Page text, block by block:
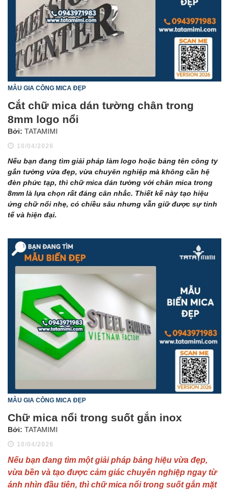
MẪU GIA CÔNG MICA ĐẸP
Cắt chữ mica dán tường chân trong
8mm logo nổi
Bởi: TATAMIMI
10/04/2026
Nếu bạn đang tìm giải pháp làm logo hoặc bảng tên công ty
gắn tường vừa đẹp, vừa chuyên nghiệp mà không cần hệ
đèn phức tạp, thì chữ mica dán tường với chân mica trong
8mm là lựa chọn rất đáng cân nhắc. Thiết kế này tạo hiệu
ứng chữ nổi nhẹ, có chiều sâu nhưng vẫn giữ được sự tinh
tế và hiện đại.
MẪU GIA CÔNG MICA ĐẸP
Chữ mica nổi trong suốt gắn inox
Bởi: TATAMIMI
10/04/2026
Nếu bạn đang tìm một giải pháp bảng hiệu vừa đẹp,
vừa bền và tạo được cảm giác chuyên nghiệp ngay từ
ánh nhìn đầu tiên, thì chữ mica nổi trong suốt gắn mặt